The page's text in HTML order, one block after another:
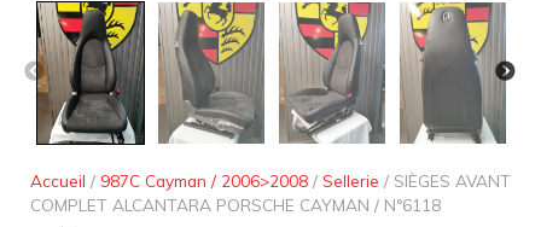
Accueil / 987C Cayman / 2006>2008 / Sellerie / SIÈGES AVANT
COMPLET ALCANTARA PORSCHE CAYMAN / N°6118